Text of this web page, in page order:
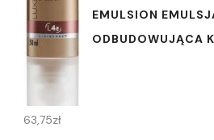
EMULSION
ODBUDOWUJĄCA
63,75zł